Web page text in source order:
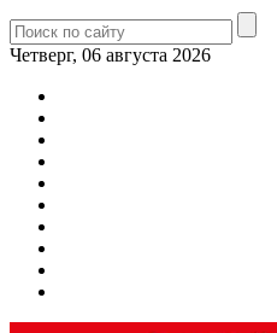
Четверг, 06 августа 2026